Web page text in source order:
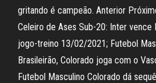
gritando é campeão. Anterior
Celeiro de Ases Sub-20: Inter vence
jogo-treino 13/02/2021; Futebol
Brasileirão, Colorado joga com o
Futebol Masculino Colorado dá